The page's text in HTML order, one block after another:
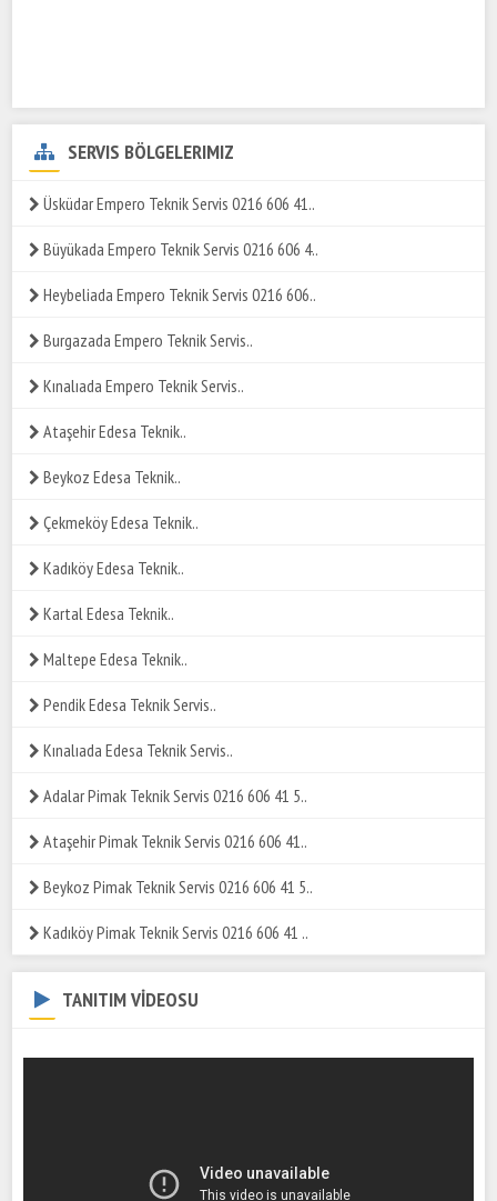
SERVIS BÖLGELERIMIZ
Üsküdar Empero Teknik Servis 0216 606 41..
Büyükada Empero Teknik Servis 0216 606 4..
Heybeliada Empero Teknik Servis 0216 606..
Burgazada Empero Teknik Servis..
Kınalıada Empero Teknik Servis..
Ataşehir Edesa Teknik..
Beykoz Edesa Teknik..
Çekmeköy Edesa Teknik..
Kadıköy Edesa Teknik..
Kartal Edesa Teknik..
Maltepe Edesa Teknik..
Pendik Edesa Teknik Servis..
Kınalıada Edesa Teknik Servis..
Adalar Pimak Teknik Servis 0216 606 41 5..
Ataşehir Pimak Teknik Servis 0216 606 41..
Beykoz Pimak Teknik Servis 0216 606 41 5..
Kadıköy Pimak Teknik Servis 0216 606 41 ..
TANITIM VİDEOSU